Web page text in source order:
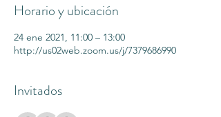
Horario y ubicación
24 ene 2021, 11:00 – 13:00
http://us02web.zoom.us/j/7379686990
Invitados